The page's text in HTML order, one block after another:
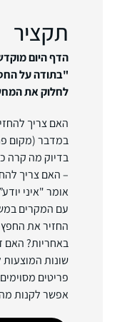
תקציר
הדף היום
"בתודה על
לחלוק את
האם צריך
במדבר (מקום
בדיוק מה קרה
– האם צריך
אומר "איני
עם המקרים
החזיר את החפץ
באחריות? האם
שונות
פריטים
אפשר לקנות